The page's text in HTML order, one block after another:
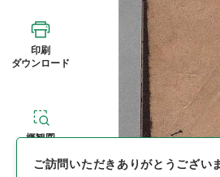
印刷
ダウンロード
概観図
ご訪問いただきありがとうござい